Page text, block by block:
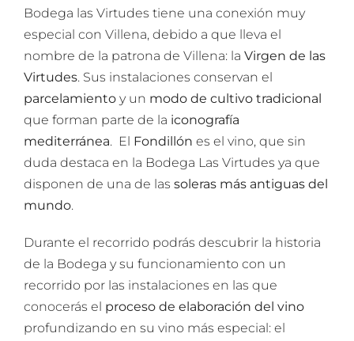
Bodega las Virtudes tiene una conexión muy
especial con Villena, debido a que lleva el
nombre de la patrona de Villena: la Virgen de las
Virtudes. Sus instalaciones conservan el
parcelamiento y un modo de cultivo tradicional
que forman parte de la iconografía
mediterránea. El Fondillón es el vino, que sin
duda destaca en la Bodega Las Virtudes ya que
disponen de una de las soleras más antiguas del
mundo.
Durante el recorrido podrás descubrir la historia
de la Bodega y su funcionamiento con un
recorrido por las instalaciones en las que
conocerás el proceso de elaboración del vino
profundizando en su vino más especial: el